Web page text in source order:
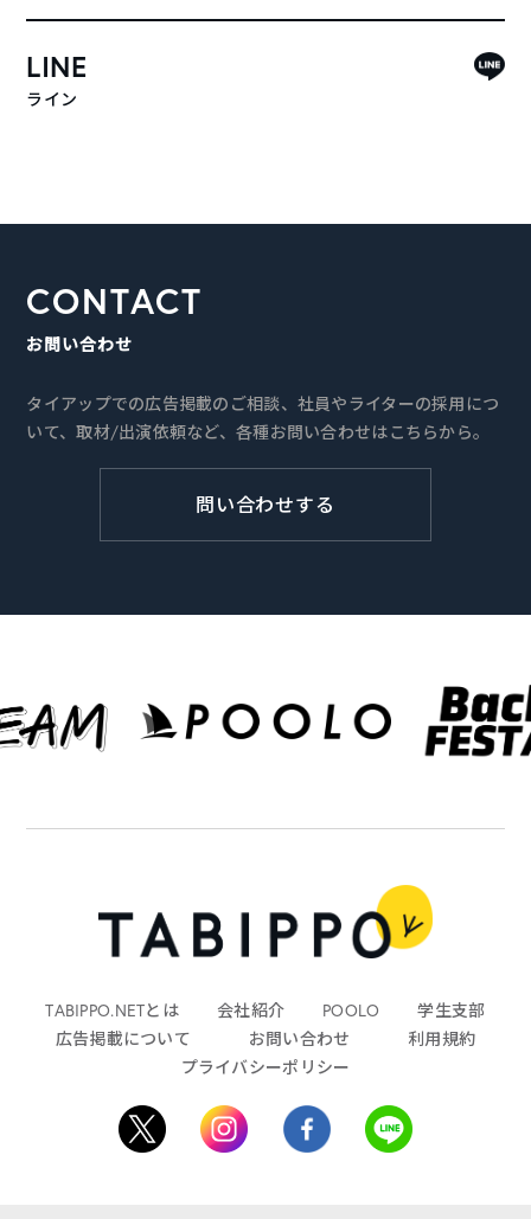
LINE
ライン
CONTACT
お問い合わせ
タイアップでの広告掲載のご相談、社員やライターの採用につ
いて、取材/出演依頼など、各種お問い合わせはこちらから。
問い合わせする
TABIPPO.NETとは 会社紹介 POOLO
学生支部
広告掲載について
お問い合わせ
利用規約
プライバシーポリシー